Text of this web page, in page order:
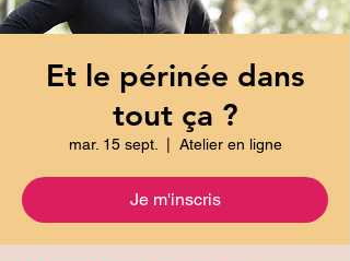
Et le périnée dans
tout ça ?
mar. 15 sept. Atelier en ligne
Je m'inscris